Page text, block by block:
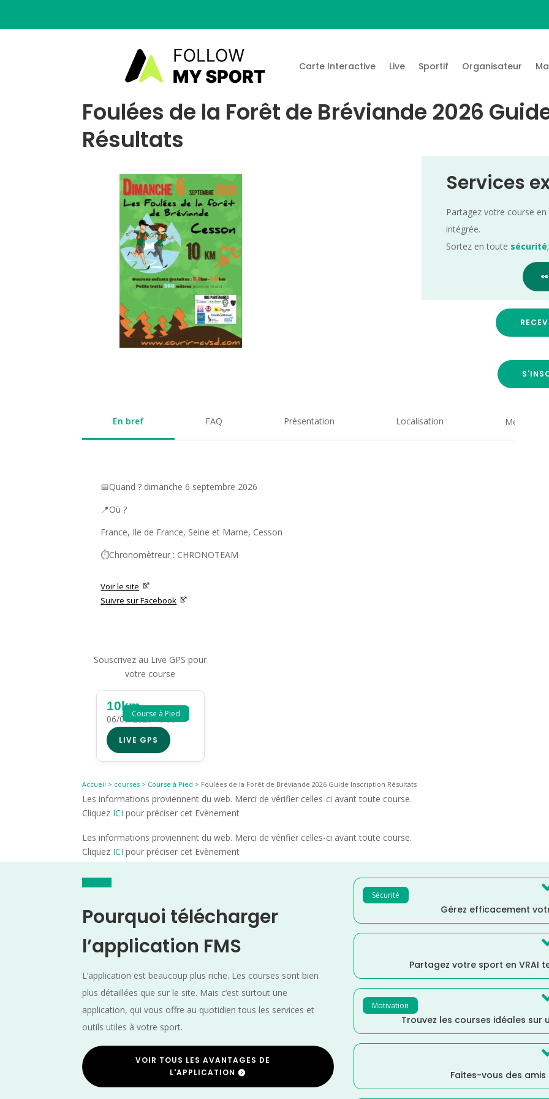
Carte Interactive Live Sportif Organisateur
Foulées de la Forêt de Bréviande 2026
Résultats
Services
Partagez votre course
intégrée.
Sortez en toute sécurité
En bref FAQ Présentation Localisation Medias
📅Quand ? dimanche 6 septembre 2026
📍Où ?
France, Ile de France, Seine et Marne, Cesson
⏱️Chronomètreur : CHRONOTEAM
Voir le site
Suivre sur Facebook
Souscrivez au Live GPS pour
votre course
Course à Pied
10km
06/09/2026 10:00
LIVE GPS
Accueil > courses > Course à Pied > Foulées de la Forêt de Bréviande 2026 Guide Inscription Résultats
Les informations proviennent du web. Merci de vérifier celles-ci avant toute course.
Cliquez ICI pour préciser cet Evènement
Les informations proviennent du web. Merci de vérifier celles-ci avant toute course.
Cliquez ICI pour préciser cet Evènement
Pourquoi télécharger
l’application FMS
L’application est beaucoup plus riche. Les courses sont bien
plus détaillées que sur le site. Mais c’est surtout une
application, qui vous offre au quotidien tous les services et
outils utiles à votre sport.
VOIR TOUS LES AVANTAGES DE
L'APPLICATION
Sécurité
Gérez efficacement
Partagez votre sport en VRAI
Motivation
Trouvez les courses idéales
Faites-vous des